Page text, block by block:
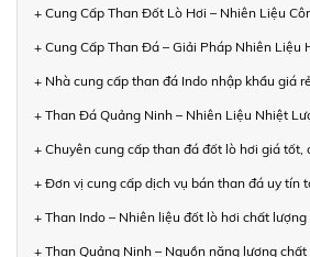
+ Cung Cấp Than Đốt Lò Hơi – Nhiên Liệu
+ Cung Cấp Than Đá – Giải Pháp Nhiên Liệu
+ Nhà cung cấp than đá Indo nhập khẩu giá
+ Than Đá Quảng Ninh – Nhiên Liệu Nhiệt
+ Chuyên cung cấp than đá đốt lò hơi giá tốt,
+ Đơn vị cung cấp dịch vụ bán than đá uy tín
+ Than Indo – Nhiên liệu đốt lò hơi chất
+ Than Quảng Ninh – Nguồn năng lượng